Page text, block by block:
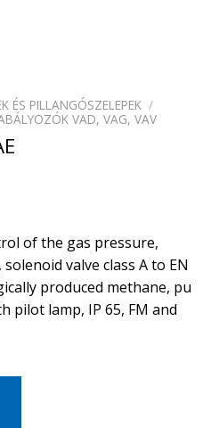
ÉS PILLANGÓSZELEPEK /
VAD, VAG, VAV
of the gas pressure,
valve class A to EN
produced methane, pu
pilot lamp, IP 65, FM and